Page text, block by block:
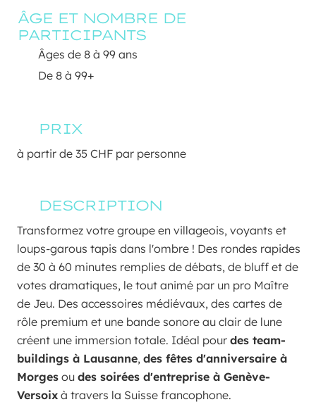
ÂGE ET NOMBRE DE
PARTICIPANTS
Âges de 8 à 99 ans
De 8 à 99+
PRIX
à partir de 35 CHF par personne
DESCRIPTION
Transformez votre groupe en villageois, voyants et
loups-garous tapis dans l'ombre ! Des rondes rapides
de 30 à 60 minutes remplies de débats, de bluff et de
votes dramatiques, le tout animé par un pro Maître
de Jeu. Des accessoires médiévaux, des cartes de
rôle premium et une bande sonore au clair de lune
créent une immersion totale. Idéal pour des team-
buildings à Lausanne, des fêtes d'anniversaire à
Morges ou des soirées d'entreprise à Genève-
Versoix à travers la Suisse francophone.